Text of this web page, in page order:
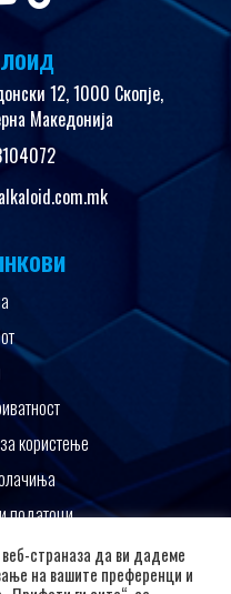
12, 1000 Скопје,
Македонија
користење
податоци
од
страназа да ви дадеме
на вашите преференци и